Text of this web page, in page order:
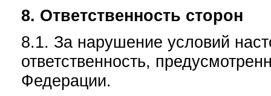
8. Ответственность сторон
8.1. За нарушение условий
ответственность,
Федерации.